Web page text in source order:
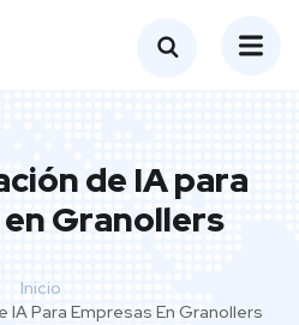
de IA para
Granollers
Inicio
IA Para Empresas En Granollers